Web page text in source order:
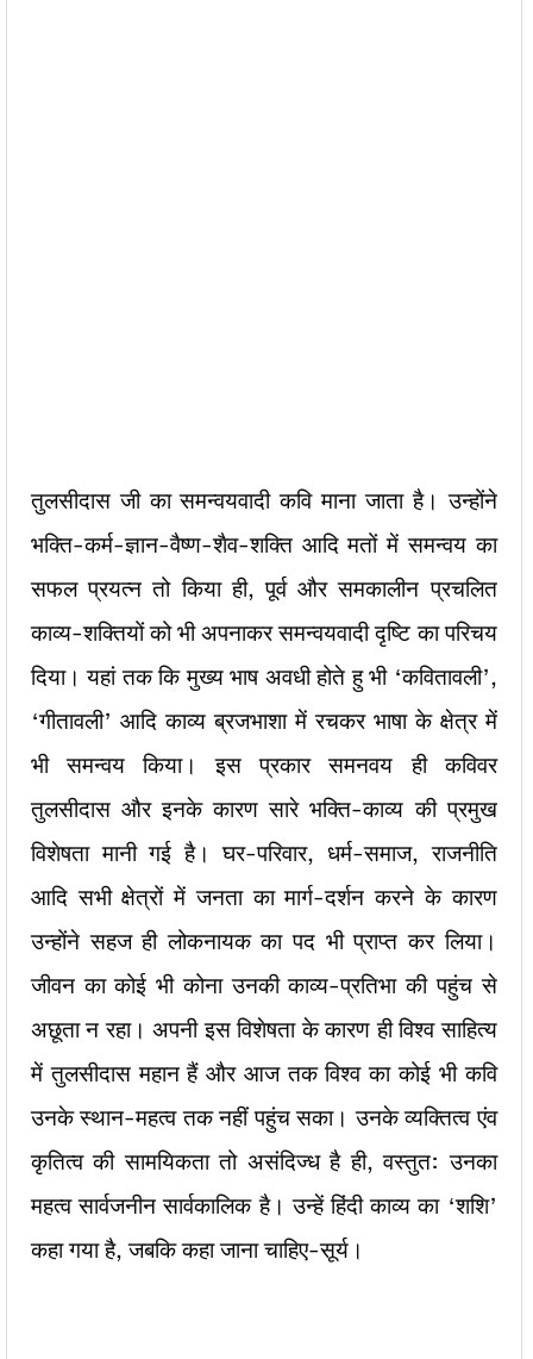
तुलसीदास जी का समन्वयवादी कवि माना जाता है। उन्होंने
भक्ति-कर्म-ज्ञान-वैष्ण-शैव-शक्ति आदि मतों में समन्वय का
सफल प्रयत्न तो किया ही, पूर्व और समकालीन प्रचलित
काव्य-शक्तियों को भी अपनाकर समन्वयवादी दृष्टि का परिचय
दिया। यहां तक कि मुख्य भाष अवधी होते हु भी ‘कवितावली’,
‘गीतावली’ आदि काव्य ब्रजभाशा में रचकर भाषा के क्षेत्र में
भी समन्वय किया। इस प्रकार समनवय ही कविवर
तुलसीदास और इनके कारण सारे भक्ति-काव्य की प्रमुख
विशेषता मानी गई है। घर-परिवार, धर्म-समाज, राजनीति
आदि सभी क्षेत्रों में जनता का मार्ग-दर्शन करने के कारण
उन्होंने सहज ही लोकनायक का पद भी प्राप्त कर लिया।
जीवन का कोई भी कोना उनकी काव्य-प्रतिभा की पहुंच से
अछूता न रहा। अपनी इस विशेषता के कारण ही विश्व साहित्य
में तुलसीदास महान हैं और आज तक विश्व का कोई भी कवि
उनके स्थान-महत्व तक नहीं पहुंच सका। उनके व्यक्तित्व एंव
कृतित्व की सामयिकता तो असंदिज्ध है ही, वस्तुत: उनका
महत्व सार्वजनीन सार्वकालिक है। उन्हें हिंदी काव्य का ‘शशि’
कहा गया है, जबकि कहा जाना चाहिए-सूर्य।